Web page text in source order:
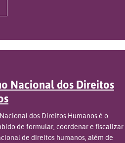
Nacional dos Direitos
dos Direitos Humanos é o
de formular, coordenar e fiscalizar
de direitos humanos, além de